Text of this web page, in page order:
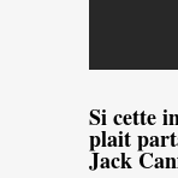
Si cette
plait
Jack